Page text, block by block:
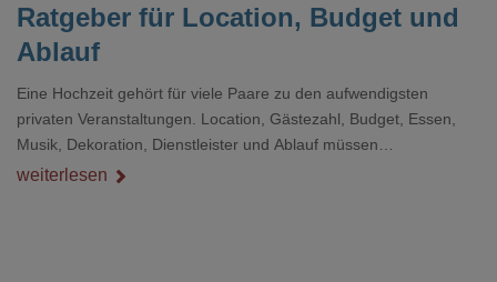
Ratgeber für Location, Budget und
Ablauf
Eine Hochzeit gehört für viele Paare zu den aufwendigsten
privaten Veranstaltungen. Location, Gästezahl, Budget, Essen,
Musik, Dekoration, Dienstleister und Ablauf müssen
zusammenpassen, damit der Tag gut organisiert ist und trotzdem
weiterlesen